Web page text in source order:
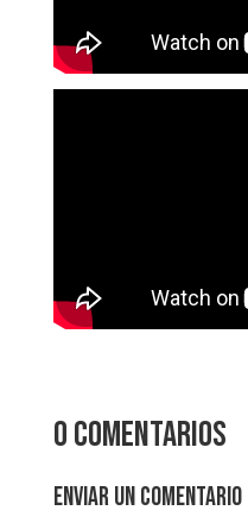
0 comentarios
Enviar un comentario